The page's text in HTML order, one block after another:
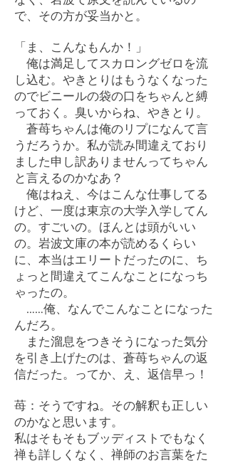
で、その方が妥当かと。
「ま、こんなもんか！」
俺は満足してスカロングゼロを流
し込む。やきとりはもうなくなった
のでビニールの袋の口をちゃんと縛
っておく。臭いからね、やきとり。
蒼苺ちゃんは俺のリプになんて言
うだろうか。私が読み間違えており
ました申し訳ありませんってちゃん
と言えるのかなあ？
俺はねえ、今はこんな仕事してる
けど、一度は東京の大学入学してん
の。すごいの。ほんとは頭がいい
の。岩波文庫の本が読めるくらい
に、本当はエリートだったのに、ち
ょっと間違えてこんなことになっち
ゃったの。
……俺、なんでこんなことになった
んだろ。
また溜息をつきそうになった気分
を引き上げたのは、蒼苺ちゃんの返
信だった。ってか、え、返信早っ！
苺：そうですね。その解釈も正しい
のかなと思います。
私はそもそもブッディストでもなく
禅も詳しくなく、禅師のお言葉をた